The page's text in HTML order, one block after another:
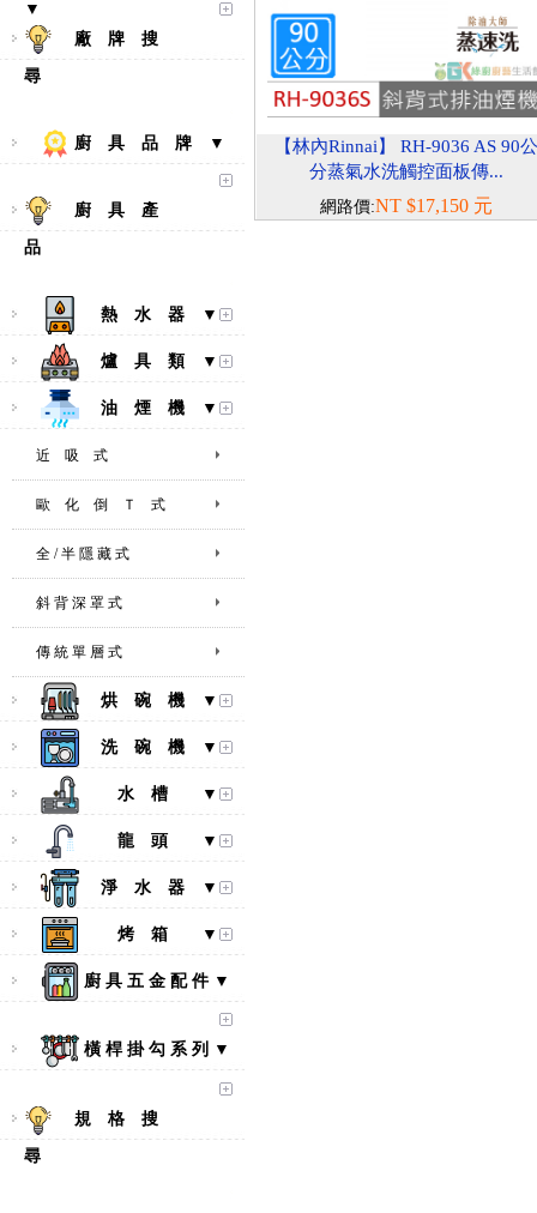
▼
廠 牌 搜
尋
廚 具 品 牌 ▼
廚 具 產
品
熱 水 器 ▼
爐 具 類 ▼
油 煙 機 ▼
近 吸 式
歐 化 倒 Ｔ 式
全 / 半 隱 藏 式
斜 背 深 罩 式
傳 統 單 層 式
烘 碗 機 ▼
洗 碗 機 ▼
水 槽 ▼
龍 頭 ▼
淨 水 器 ▼
烤 箱 ▼
廚 具 五 金 配 件 ▼
橫 桿 掛 勾 系 列 ▼
規 格 搜
尋
【林內Rinnai】 RB-L2600S(A)
彩焱系列 檯面式彩焱不銹鋼雙
【林內Rinnai】 RH-9036 AS 90公
分蒸氣水洗觸控面板傳...
網路價:NT $17,150 元